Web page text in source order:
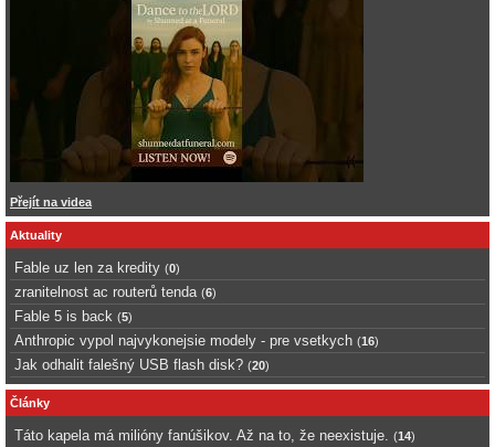
Přejít na videa
Aktuality
Fable uz len za kredity (0)
zranitelnost ac routerů tenda (6)
Fable 5 is back (5)
Anthropic vypol najvykonejsie modely - pre vsetkych (16)
Jak odhalit falešný USB flash disk? (20)
Články
Táto kapela má milióny fanúšikov. Až na to, že neexistuje. (14)